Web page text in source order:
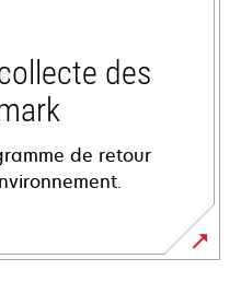
des
de retour